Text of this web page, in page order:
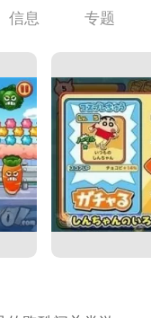
信息 专题